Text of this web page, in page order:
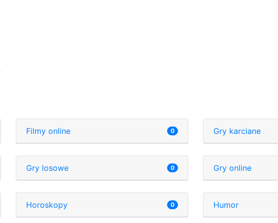
Filmy online 0 Gry karciane
Gry losowe 0 Gry online
Horoskopy 0 Humor